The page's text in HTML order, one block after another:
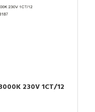
230V 1CT/12